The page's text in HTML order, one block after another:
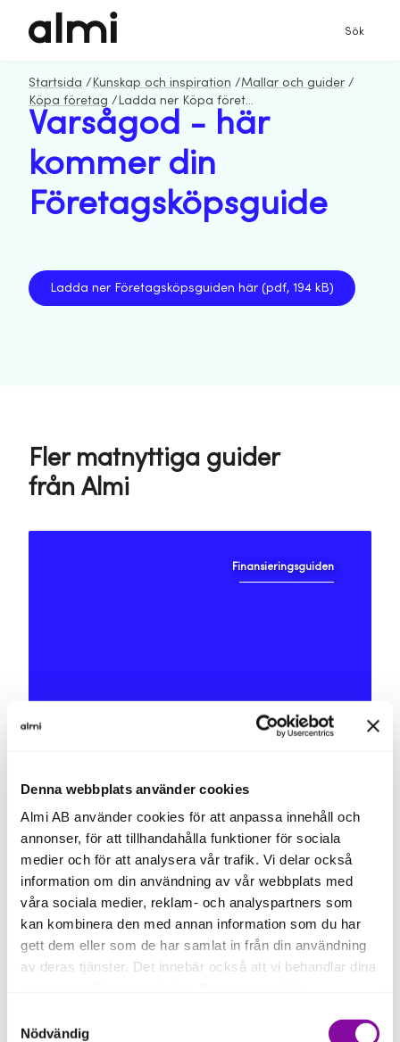
Denna webbplats använder cookies
Almi AB använder cookies för att anpassa innehåll och
annonser, för att tillhandahålla funktioner för sociala
medier och för att analysera vår trafik. Vi delar också
information om din användning av vår webbplats med
våra sociala medier, reklam- och analyspartners som
kan kombinera den med annan information som du har
gett dem eller som de har samlat in från din användning
av deras tjänster. Det innebär också att vi behandlar dina
Om du klickar på avvisa kommer användning av kakor
Nödvändig
Sök
Startsida / Kunskap och inspiration /Mallar och guider /
Köpa företag / Ladda ner Köpa företagsguiden
Varsågod - här
kommer din
Företagsköpsguide
Ladda ner Företagsköpsguiden här (pdf, 194 kB)
Fler matnyttiga guider
från Almi
Finansieringsguiden
Allt du behöver veta om att
skriva avtal